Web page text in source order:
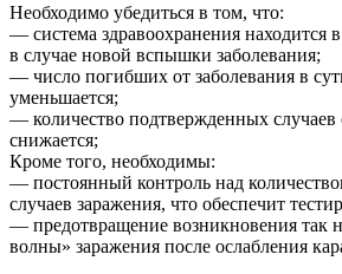
Необходимо убедиться в том, что:
— система здравоохранения находится
в случае новой вспышки заболевания;
— число погибших от заболевания в
уменьшается;
— количество подтвержденных случаев
снижается;
Кроме того, необходимы:
— постоянный контроль над
случаев заражения, что обеспечит
— предотвращение возникновения так
волны» заражения после ослабления